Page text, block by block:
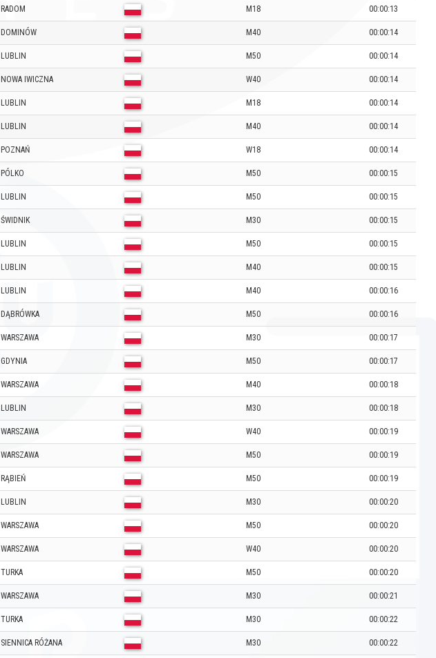
RADOM M18 00:00:13
DOMINÓW M40 00:00:14
LUBLIN M50 00:00:14
NOWA IWICZNA W40 00:00:14
LUBLIN M18 00:00:14
LUBLIN M40 00:00:14
POZNAŃ W18 00:00:14
PÓLKO M50 00:00:15
LUBLIN M50 00:00:15
ŚWIDNIK M30 00:00:15
LUBLIN M50 00:00:15
LUBLIN M40 00:00:15
LUBLIN M40 00:00:16
DĄBRÓWKA M50 00:00:16
WARSZAWA M30 00:00:17
GDYNIA M50 00:00:17
WARSZAWA M40 00:00:18
LUBLIN M30 00:00:18
WARSZAWA W40 00:00:19
WARSZAWA M50 00:00:19
RĄBIEŃ M50 00:00:19
LUBLIN M30 00:00:20
WARSZAWA M50 00:00:20
WARSZAWA W40 00:00:20
TURKA M50 00:00:20
WARSZAWA M30 00:00:21
TURKA M30 00:00:22
SIENNICA RÓŻANA M30 00:00:22